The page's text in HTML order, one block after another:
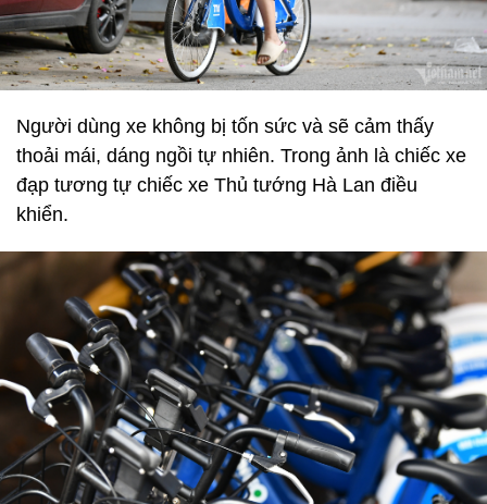
Người dùng xe không bị tốn sức và sẽ cảm thấy
thoải mái, dáng ngồi tự nhiên. Trong ảnh là chiếc xe
đạp tương tự chiếc xe Thủ tướng Hà Lan điều
khiển.